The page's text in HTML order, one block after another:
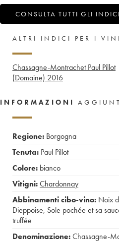
CONSULTA TUTTI GLI
ALTRI INDICI PER I
Chassagne-Montrachet Paul Pillot
(Domaine) 2016
INFORMAZIONI
Regione: Borgogna
Tenuta: Paul Pillot
Colore: bianco
Vitigni:Chardonnay
Abbinamenti cibo-vino: Noix
Dieppoise, Sole pochée et sa
truffée
Denominazione:Chassagne-